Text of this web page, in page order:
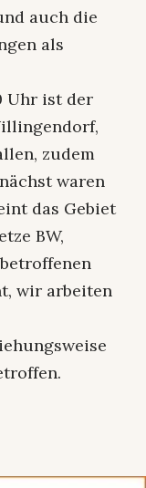
auch die
als
Uhr ist der
zudem
waren
das Gebiet
BW,
wir arbeiten